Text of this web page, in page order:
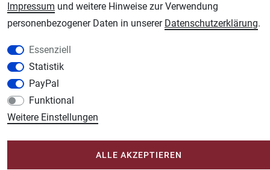
Schmincke-City.de
Schmincke Künstlerfarben das Gesamtsortiment
Plotter-City.com
Schneideplotter, Transferpressen, Siebdruck und Plotterfolien
Modellbau-City.com
Military + Tabletop Plastikmodelle und Modellbau Farben - Bringen Sie Farbe ins
Spiel.
Impressum und weitere Hinweise zur Verwendung
personenbezogener Daten in unserer Daten­schutz­erklärung.
Essenziell
Statistik
PayPal
Funktional
Weitere Einstellungen
ALLE AKZEPTIEREN